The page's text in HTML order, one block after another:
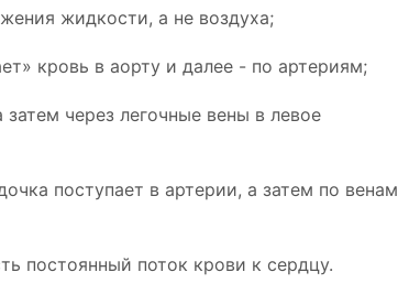
жидкости, а не воздуха;
кровь в аорту и далее - по артериям;
через легочные вены в левое
поступает в артерии, а затем по венам
постоянный поток крови к сердцу.